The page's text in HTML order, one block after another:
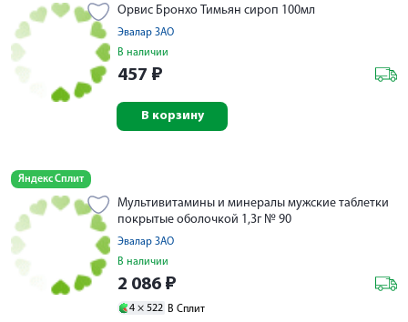
Орвис Бронхо Тимьян сироп 100мл
Эвалар ЗАО
В наличии
457 ₽
В корзину
Яндекс Сплит
Мультивитамины и минералы мужские таблетки
покрытые оболочкой 1,3г № 90
Эвалар ЗАО
В наличии
2 086 ₽
4 × 522 В Сплит